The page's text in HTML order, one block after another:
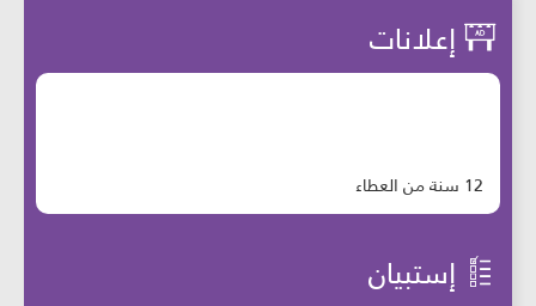
إعلانات
12 سنة من العطاء
إستبيان